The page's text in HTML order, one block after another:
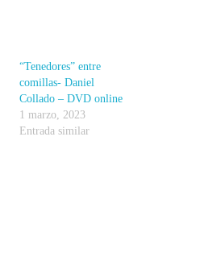
“Tenedores” entre
comillas- Daniel
Collado – DVD online
1 marzo, 2023
Entrada similar